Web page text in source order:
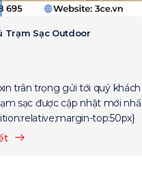
Trạm Sạc Outdoor
trân trọng gửi tới quý
sạc được cập nhật mới nhất.
top:50px}